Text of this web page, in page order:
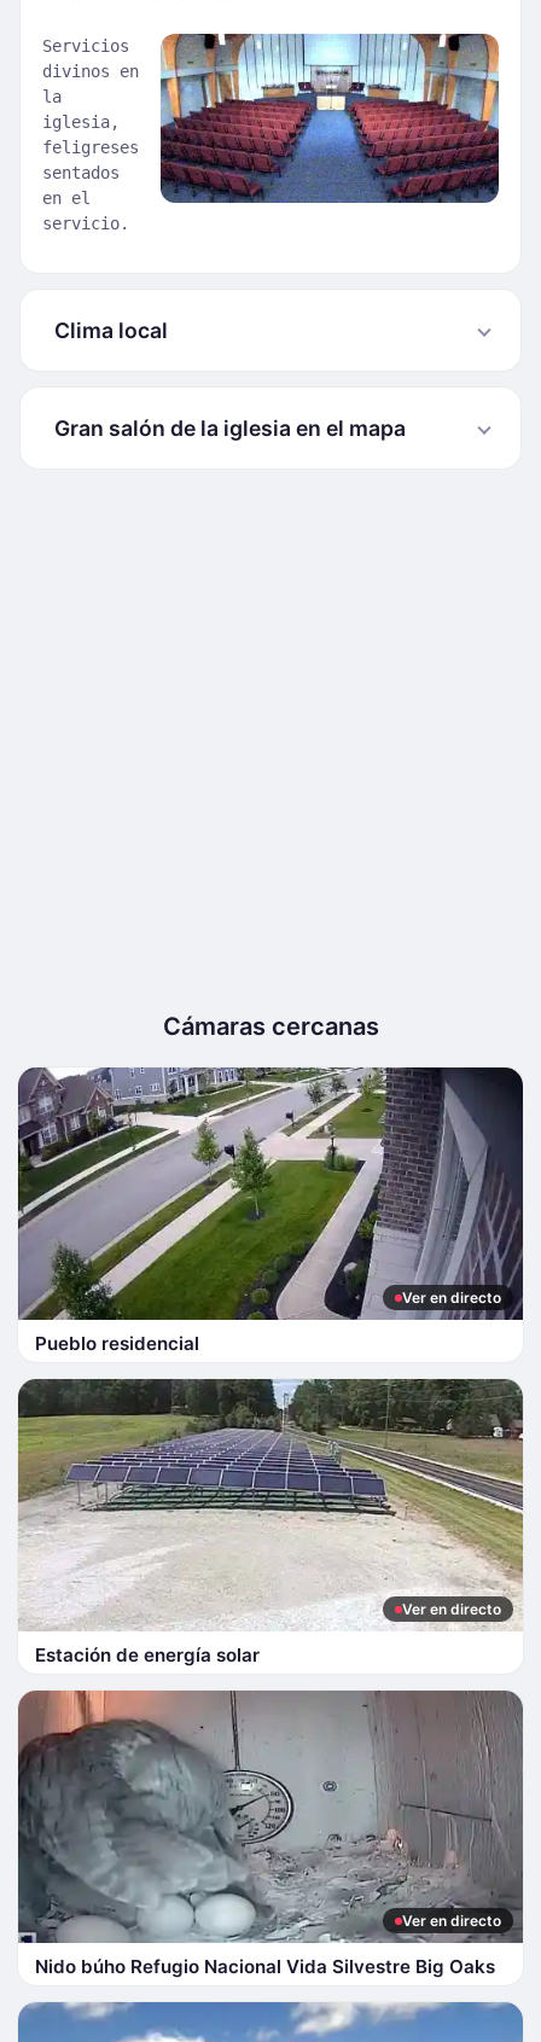
Servicios
divinos en
la
iglesia,
feligreses
sentados
en el
servicio.
Clima local
Gran salón de la iglesia en el mapa
Cámaras cercanas
Ver en directo
Pueblo residencial
Ver en directo
Estación de energía solar
Ver en directo
Nido búho Refugio Nacional Vida Silvestre Big Oaks